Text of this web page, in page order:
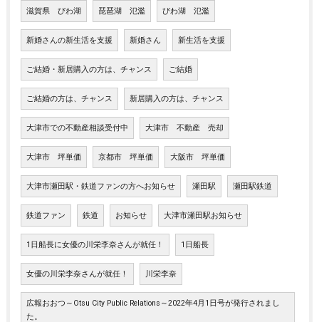
滋賀県 びわ湖 琵琶湖 氾濫 びわ湖 氾濫
新婚さんの新生活を支援 新婚さん 新生活を支援
ご結婚・新居購入の方は、チャンス ご結婚
ご結婚の方は、チャンス 新居購入の方は、チャンス
大津市での不動産相談受付中 大津市 不動産 売却
大津市 坪単価 京都市 坪単価 大阪市 坪単価
大津市瀬田駅・鉄道ファンの方へお知らせ 瀬田駅 瀬田駅鉄道
鉄道ファン 鉄道 お知らせ 大津市瀬田駅お知らせ
1日船長に女優の川栄李奈さんが就任！ 1日船長
女優の川栄李奈さんが就任！ 川栄李奈
広報おおつ～Otsu City Public Relations～2022年4月1日号が発行されまし
た。